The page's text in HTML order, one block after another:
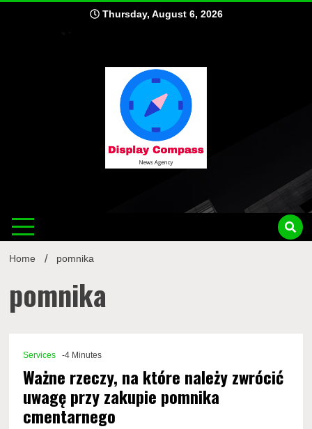
Thursday, August 6, 2026
Home pomnika
pomnika
Services -4 Minutes
Ważne rzeczy, na które należy zwrócić
uwagę przy zakupie pomnika
cmentarnego